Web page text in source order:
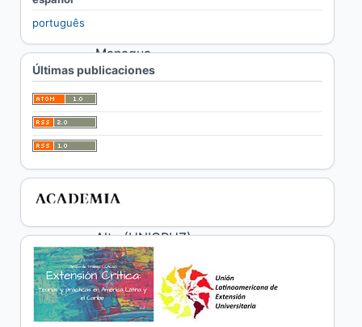
Autónoma de
Managua.
Andrea Savoretti,
Universidad
Provincial del
Sudoeste (UPSO).
Valeska Martins,
Alta (UNICRUZ).
Miguel Cilley,
Universidad Nacional
del Centro de la
português
Últimas publicaciones